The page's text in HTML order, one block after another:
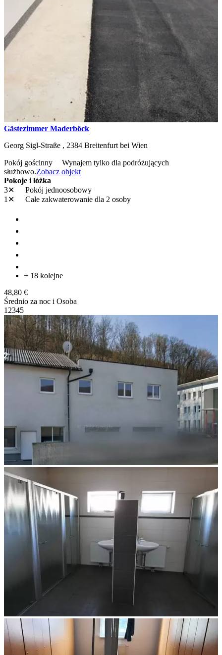
Gästezimmer Maderböck
Georg Sigl-Straße , 2384 Breitenfurt bei Wien
Pokój gościnny
Wynajem tylko dla podróżujących
służbowo.Zobacz objekt
Pokoje i łóżka
3✕
Pokój jednoosobowy
1✕
Całe zakwaterowanie dla 2 osoby
+ 18 kolejne
48,80 €
Średnio za noc i Osoba
12345